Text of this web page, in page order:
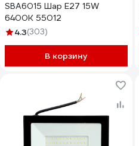
SBA6015 Шар E27 15W
6400K 55012
4.3(303)
В корзину